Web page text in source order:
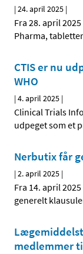
|24. april 2025 |
Fra 28. april
Pharma,
CTIS er nu
WHO
|4. april 2025 |
Clinical Trials
udpeget som et
Nerbutix får
|2. april 2025 |
Fra 14. april
generelt
medlemmer